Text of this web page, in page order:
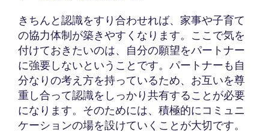
きちんと認識をすり合わせれば、家事や子育て
の協力体制が築きやすくなります。ここで気を
付けておきたいのは、自分の願望をパートナー
に強要しないということです。パートナーも自
分なりの考え方を持っているため、お互いを尊
重し合って認識をしっかり共有することが必要
になります。そのためには、積極的にコミュニ
ケーションの場を設けていくことが大切です。